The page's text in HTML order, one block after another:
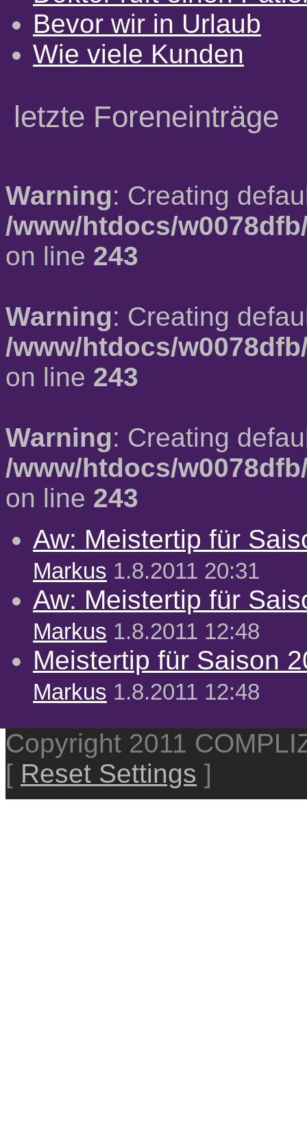
Bevor wir in Urlaub
Wie viele Kunden
letzte Foreneinträge
Warning: Creating
/www/htdocs/
on line 243
Warning: Creating
/www/htdocs/
on line 243
Warning: Creating
/www/htdocs/
on line 243
Aw: Meistertip für
Markus 1.8.2011 20:31
Aw: Meistertip für
Markus 1.8.2011 12:48
Meistertip für Saison
Markus 1.8.2011 12:48
Copyright 2011
[ Reset Settings ]